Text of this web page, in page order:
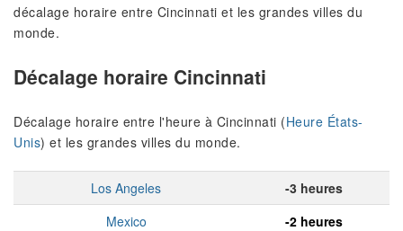
décalage horaire entre Cincinnati et les grandes villes du
monde.
Décalage horaire Cincinnati
Décalage horaire entre l'heure à Cincinnati (Heure États-
Unis) et les grandes villes du monde.
Los Angeles
-3 heures
Mexico
-2 heures